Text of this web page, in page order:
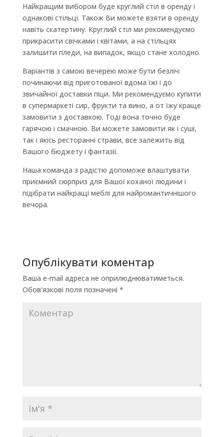
Найкращим вибором буде круглий стіл в оренду і
однакові стільці. Також Ви можете взяти в оренду
навіть скатертину. Круглий стіл ми рекомендуємо
прикрасити свічками і квітами, а на стільцях
залишити пледи, на випадок, якщо стане холодно.
Варіантів з самою вечерею може бути безліч:
починаючи від приготованої вдома їжі і до
звичайної доставки піци. Ми рекомендуємо купити
в супермаркеті сир, фрукти та вино, а от їжу краще
замовити з доставкою. Тоді вона точно буде
гарячою і смачною. Ви можете замовити як і суші,
так і якісь ресторанні страви, все залежить від
Вашого бюджету і фантазії.
Наша команда з радістю допоможе влаштувати
приємний сюрприз для Вашої коханої людини і
підібрати найкращі меблі для найромантичнішого
вечора.
Опублікувати коментар
Ваша e-mail адреса не оприлюднюватиметься.
Обов’язкові поля позначені *